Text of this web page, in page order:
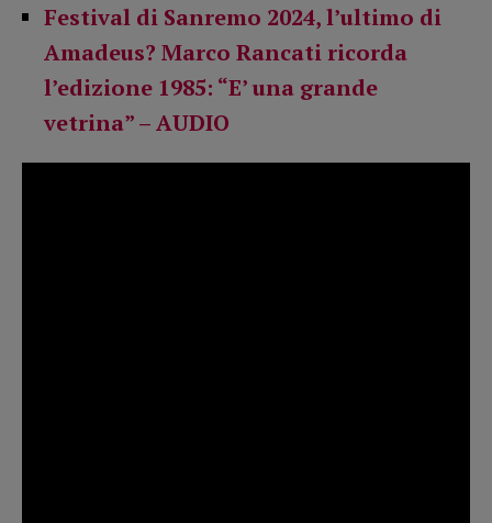
Festival di Sanremo 2024, l’ultimo di
Amadeus? Marco Rancati ricorda
l’edizione 1985: “E’ una grande
vetrina” – AUDIO